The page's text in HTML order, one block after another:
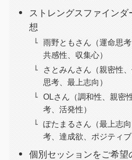
ストレングスファイン
想
雨野ともさん（運命思
共感性、収集心）
さとみんさん（親密性
思考、最上志向）
OLさん（調和性、親密
考、活発性）
ぽたまるさん（最上志
考、達成欲、ポジティブ
個別セッションをご希望